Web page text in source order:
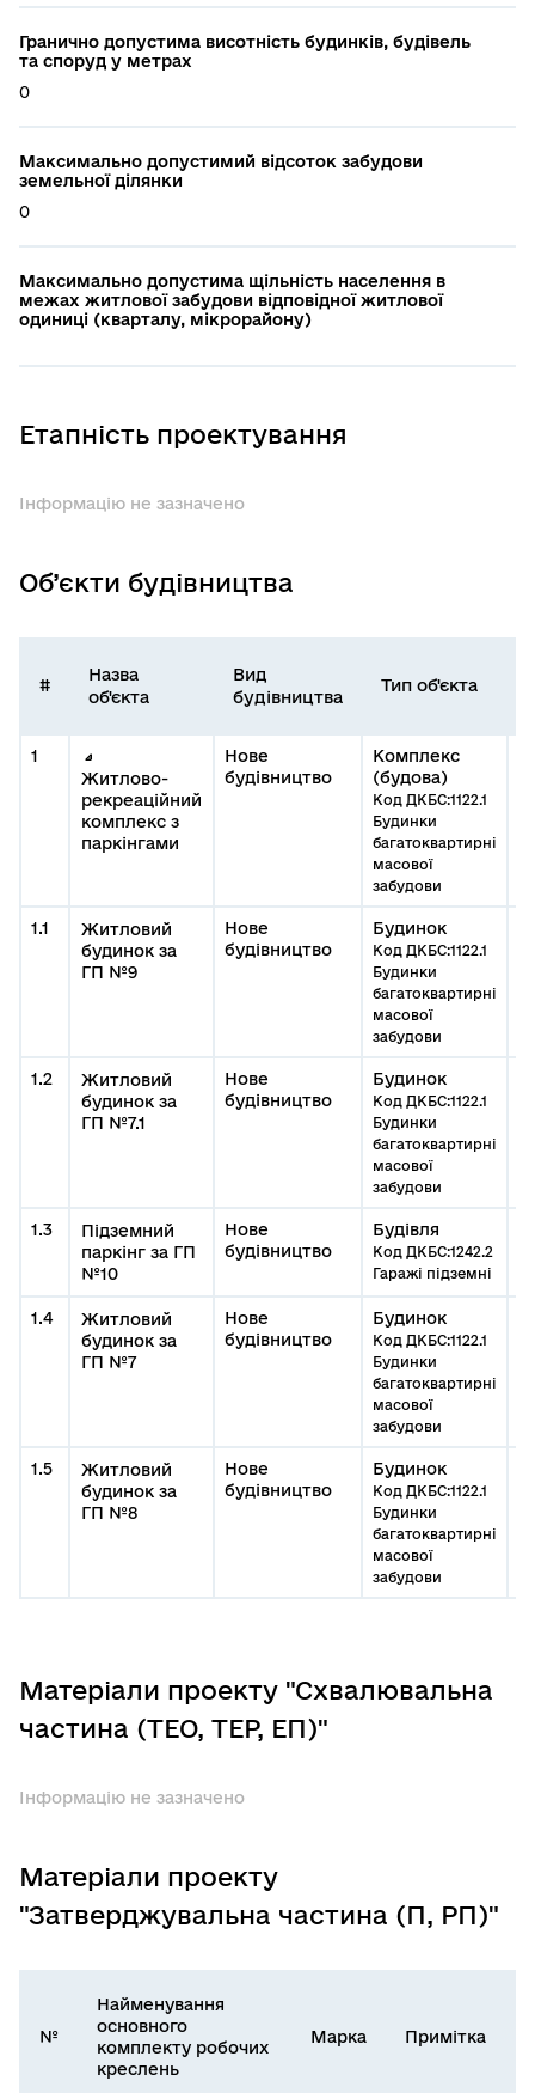
Гранично допустима висотність будинків, будівель
та споруд у метрах
0
Максимально допустимий відсоток забудови
земельної ділянки
0
Максимально допустима щільність населення в
межах житлової забудови відповідної житлової
одиниці (кварталу, мікрорайону)
Етапність проектування
Інформацію не зазначено
Об’єкти будівництва
#
Назва
об'єкта
Вид
будівництва
Тип об'єкта
1
Житлово-
рекреаційний
комплекс з
паркінгами
Нове
будівництво
Комплекс
(будова)
Код ДКБС:1122.1
Будинки
багатоквартирні
масової
забудови
1.1
Житловий
будинок за
ГП №9
Нове
будівництво
Будинок
Код ДКБС:1122.1
Будинки
багатоквартирні
масової
забудови
1.2
Житловий
будинок за
ГП №7.1
Нове
будівництво
Будинок
Код ДКБС:1122.1
Будинки
багатоквартирні
масової
забудови
1.3
Підземний
паркінг за ГП
№10
Нове
будівництво
Будівля
Код ДКБС:1242.2
Гаражі підземні
1.4
Житловий
будинок за
ГП №7
Нове
будівництво
Будинок
Код ДКБС:1122.1
Будинки
багатоквартирні
масової
забудови
1.5
Житловий
будинок за
ГП №8
Нове
будівництво
Будинок
Код ДКБС:1122.1
Будинки
багатоквартирні
масової
забудови
Матеріали проекту "Схвалювальна
частина (ТЕО, ТЕР, ЕП)"
Інформацію не зазначено
Матеріали проекту
"Затверджувальна частина (П, РП)"
№
Найменування
основного
комплекту робочих
креслень
Марка Примітка